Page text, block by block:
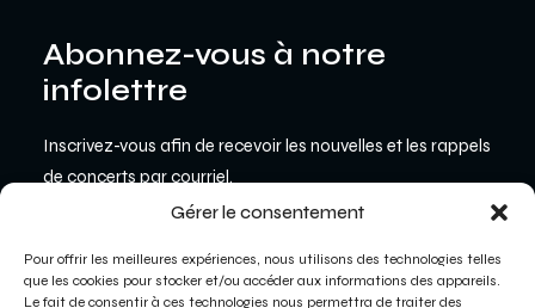
Gérer le consentement
Pour offrir les meilleures expériences, nous utilisons des technologies telles
que les cookies pour stocker et/ou accéder aux informations des appareils.
Le fait de consentir à ces technologies nous permettra de traiter des
Abonnez-vous à notre
infolettre
Inscrivez-vous afin de recevoir les nouvelles et les rappels
de concerts par courriel.